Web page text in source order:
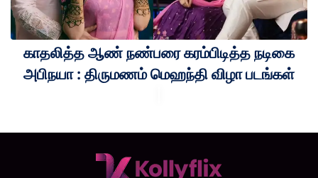
காதலித்த ஆண் நண்பரை கரம்பிடித்த நடிகை
அபிநயா : திருமணம் மெஹந்தி விழா படங்கள்